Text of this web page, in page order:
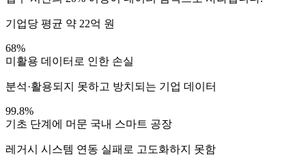
기업당 평균 약 22억 원
68%
미활용 데이터로 인한 손실
분석·활용되지 못하고 방치되는 기업 데이터
99.8%
기초 단계에 머문 국내 스마트 공장
레거시 시스템 연동 실패로 고도화하지 못함